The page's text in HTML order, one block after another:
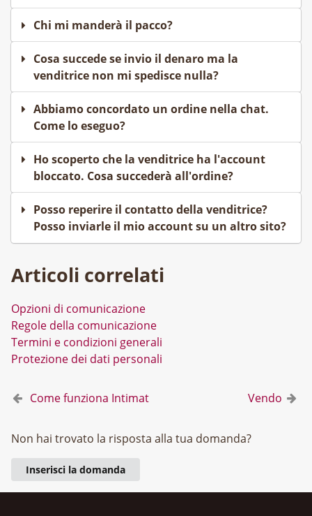
Chi mi manderà il pacco?
Cosa succede se invio il denaro ma la
venditrice non mi spedisce nulla?
Abbiamo concordato un ordine nella chat.
Come lo eseguo?
Ho scoperto che la venditrice ha l'account
bloccato. Cosa succederà all'ordine?
Posso reperire il contatto della venditrice?
Posso inviarle il mio account su un altro sito?
Articoli correlati
Opzioni di comunicazione
Regole della comunicazione
Termini e condizioni generali
Protezione dei dati personali
Come funziona Intimat Vendo
Non hai trovato la risposta alla tua domanda?
Inserisci la domanda